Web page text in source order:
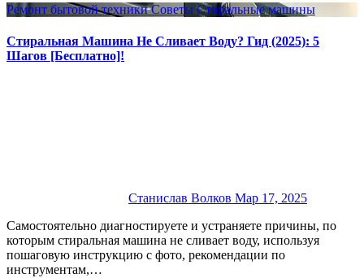
Ремонт бытовой техникиСоветы Стиральные машины
Стиральная Машина Не Сливает Воду? Гид (2025): 5
Шагов [Бесплатно]!
Станислав Волков Мар 17, 2025
Самостоятельно диагностируете и устраняете причины, по
которым стиральная машина не сливает воду, используя
пошаговую инструкцию с фото, рекомендации по
инструментам,…